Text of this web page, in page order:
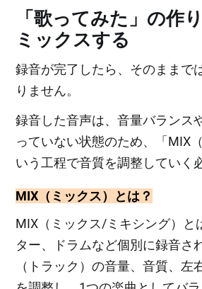
「歌ってみた」の作
ミックスする
録音が完了したら、そのままで
りません。
録音した音声は、音量バランス
っていない状態のため、「MIX
いう工程で音質を調整していく
MIX（ミックス）とは？
MIX（ミックス/ミキシング）と
ター、ドラムなど個別に録音さ
（トラック）の音量、音質、左